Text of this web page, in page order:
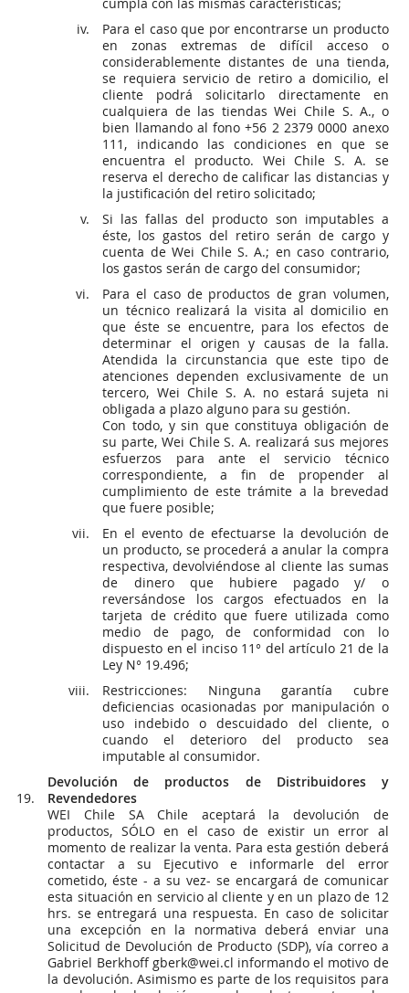
Para el caso que por encontrarse un producto
en zonas extremas de difícil acceso o
considerablemente distantes de una tienda,
se requiera servicio de retiro a domicilio, el
cliente podrá solicitarlo directamente en
cualquiera de las tiendas Wei Chile S. A., o
bien llamando al fono +56 2 2379 0000 anexo
111, indicando las condiciones en que se
encuentra el producto. Wei Chile S. A. se
reserva el derecho de calificar las distancias y
la justificación del retiro solicitado;
Si las fallas del producto son imputables a
éste, los gastos del retiro serán de cargo y
cuenta de Wei Chile S. A.; en caso contrario,
los gastos serán de cargo del consumidor;
Para el caso de productos de gran volumen,
un técnico realizará la visita al domicilio en
que éste se encuentre, para los efectos de
determinar el origen y causas de la falla.
Atendida la circunstancia que este tipo de
atenciones dependen exclusivamente de un
tercero, Wei Chile S. A. no estará sujeta ni
obligada a plazo alguno para su gestión.
Con todo, y sin que constituya obligación de
su parte, Wei Chile S. A. realizará sus mejores
esfuerzos para ante el servicio técnico
correspondiente, a fin de propender al
cumplimiento de este trámite a la brevedad
que fuere posible;
En el evento de efectuarse la devolución de
un producto, se procederá a anular la compra
respectiva, devolviéndose al cliente las sumas
de dinero que hubiere pagado y/ o
reversándose los cargos efectuados en la
tarjeta de crédito que fuere utilizada como
medio de pago, de conformidad con lo
dispuesto en el inciso 11° del artículo 21 de la
Ley N° 19.496;
Restricciones: Ninguna garantía cubre
deficiencias ocasionadas por manipulación o
uso indebido o descuidado del cliente, o
cuando el deterioro del producto sea
imputable al consumidor.
Devolución de productos de Distribuidores y
Revendedores
WEI Chile SA Chile aceptará la devolución de
productos, SÓLO en el caso de existir un error al
momento de realizar la venta. Para esta gestión deberá
contactar a su Ejecutivo e informarle del error
cometido, éste - a su vez- se encargará de comunicar
esta situación en servicio al cliente y en un plazo de 12
hrs. se entregará una respuesta. En caso de solicitar
una excepción en la normativa deberá enviar una
Solicitud de Devolución de Producto (SDP), vía correo a
Gabriel Berkhoff gberk@wei.cl informando el motivo de
la devolución. Asimismo es parte de los requisitos para